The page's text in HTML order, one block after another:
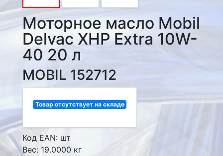
Моторное масло Mobil
Delvac XHP Extra 10W-
40 20 л
MOBIL 152712
Товар отсутствует на складе
Код EAN: шт
Вес: 19.0000 кг